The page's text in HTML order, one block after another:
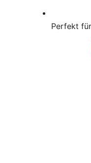
Perfekt